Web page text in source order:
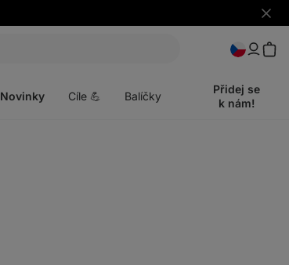
Skrýt
Novinky Cíle 💪 Balíčky
Přidej se
k nám!